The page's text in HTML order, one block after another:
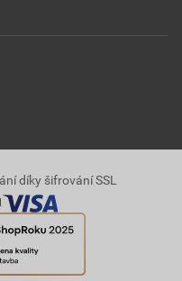
díky šifrování SSL